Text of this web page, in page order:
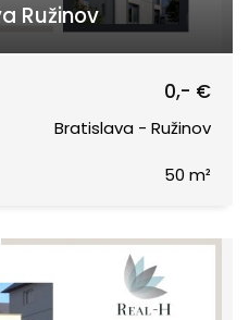
Ružinov
0,- €
Bratislava - Ružinov
50 m²